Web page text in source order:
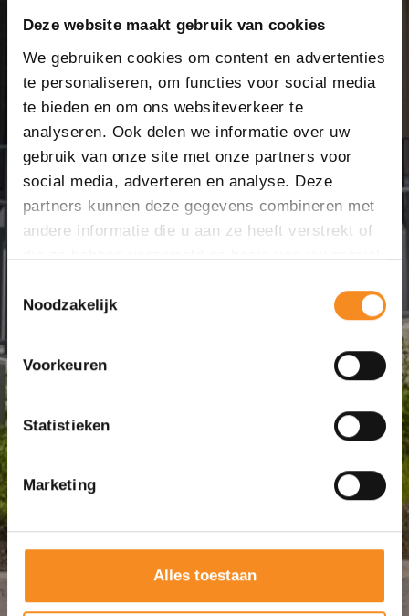
Deze website maakt gebruik van cookies
We gebruiken cookies om content en advertenties
te personaliseren, om functies voor social media
te bieden en om ons websiteverkeer te
analyseren. Ook delen we informatie over uw
gebruik van onze site met onze partners voor
social media, adverteren en analyse. Deze
partners kunnen deze gegevens combineren met
andere informatie die u aan ze heeft verstrekt of
die ze hebben verzameld op basis van uw gebruik
Noodzakelijk
Voorkeuren
Statistieken
Marketing
Alles toestaan
15 Luxe
Appartementen
Weidezicht